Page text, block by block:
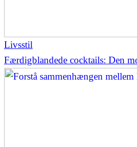
Livsstil
Færdigblandede cocktails: Den